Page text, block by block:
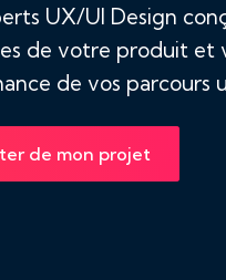
UX/UI Design
de votre produit et
de vos parcours
de mon projet